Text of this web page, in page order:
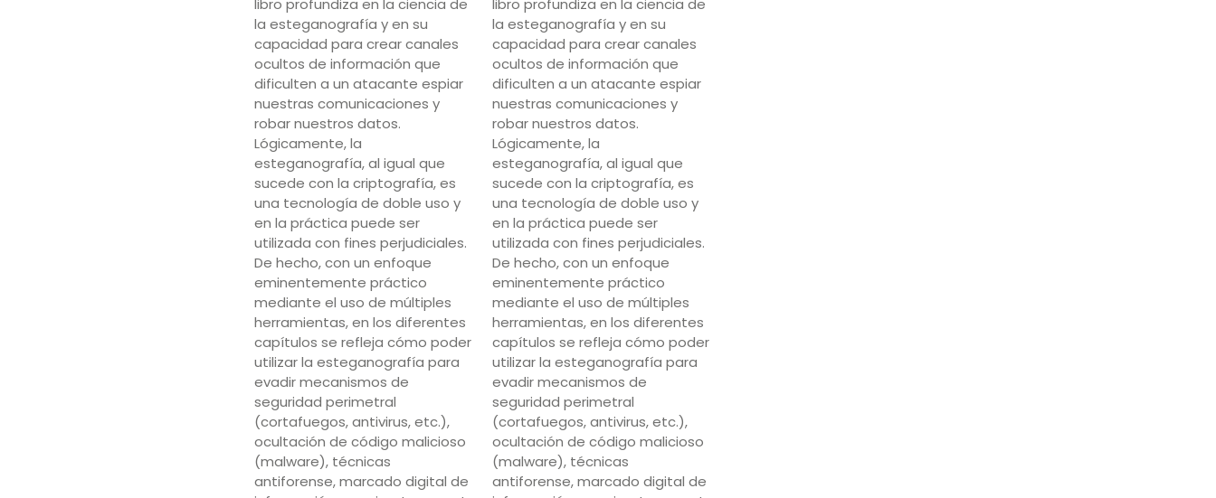
libro profundiza en la ciencia de
la esteganografía y en su
capacidad para crear canales
ocultos de información que
dificulten a un atacante espiar
nuestras comunicaciones y
robar nuestros datos.
Lógicamente, la
esteganografía, al igual que
sucede con la criptografía, es
una tecnología de doble uso y
en la práctica puede ser
utilizada con fines perjudiciales.
De hecho, con un enfoque
eminentemente práctico
mediante el uso de múltiples
herramientas, en los diferentes
capítulos se refleja cómo poder
utilizar la esteganografía para
evadir mecanismos de
seguridad perimetral
(cortafuegos, antivirus, etc.),
ocultación de código malicioso
(malware), técnicas
antiforense, marcado digital de
libro profundiza en la ciencia de
la esteganografía y en su
capacidad para crear canales
ocultos de información que
dificulten a un atacante espiar
nuestras comunicaciones y
robar nuestros datos.
Lógicamente, la
esteganografía, al igual que
sucede con la criptografía, es
una tecnología de doble uso y
en la práctica puede ser
utilizada con fines perjudiciales.
De hecho, con un enfoque
eminentemente práctico
mediante el uso de múltiples
herramientas, en los diferentes
capítulos se refleja cómo poder
utilizar la esteganografía para
evadir mecanismos de
seguridad perimetral
(cortafuegos, antivirus, etc.),
ocultación de código malicioso
(malware), técnicas
antiforense, marcado digital de